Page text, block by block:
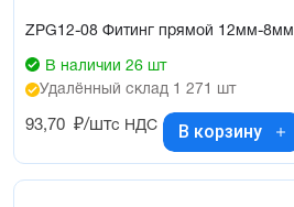
ZPG12-08 Фитинг прямой 12мм-8мм
В наличии 26 шт
Удалённый склад 1 271 шт
93,70 ₽/штс НДС В корзину